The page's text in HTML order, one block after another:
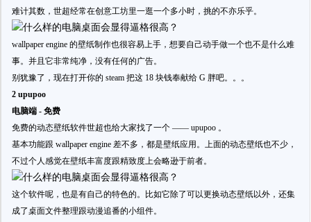
难计其数，世超经常在创意工坊里一逛一个多小时，挑的不亦乐乎。
wallpaper engine 的壁纸制作也很容易上手，想要自己动手做一个也不是什么难
事。并且它非常纯净，没有任何的广告。
别犹豫了，现在打开你的 steam 把这 18 块钱奉献给 G 胖吧。。。
2 upupoo
电脑端 - 免费
免费的动态壁纸软件世超也给大家找了一个 —— upupoo 。
基本功能跟 wallpaper engine 差不多，都是壁纸应用。上面的动态壁纸也不少，
不过个人感觉在壁纸丰富度跟精致度上会略逊于前者。
这个软件呢，也是有自己的特色的。比如它除了可以更换动态壁纸以外，还集
成了桌面文件整理跟动漫追番的小组件。